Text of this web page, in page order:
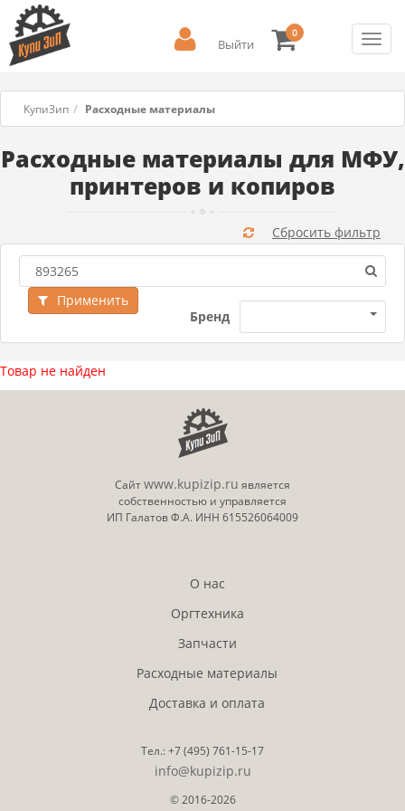
Выйти
0
КупиЗип Расходные материалы
Расходные материалы для МФУ,
принтеров и копиров
Бренд
Применить
Сбросить фильтр
Товар не найден
Сайтwww.kupizip.ru является
собственностью и управляется
ИП Галатов Ф.А. ИНН 615526064009
О нас
Оргтехника
Запчасти
Расходные материалы
Доставка и оплата
Тел.:+7 (495) 761-15-17
info@kupizip.ru
© 2016-2026